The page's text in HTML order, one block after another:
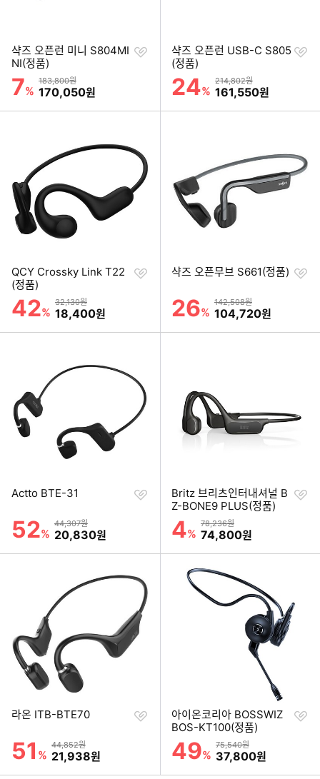
샥즈 오픈런 미니 S804MI
NI(정품)
할인률
7%
상품금액
183,800원
할인금액
170,050원
찜
샥즈 오픈런 USB-C S805
(정품)
할인률
24%
상품금액
214,802원
할인금액
161,550원
찜
QCY Crossky Link T22
(정품)
할인률
42%
상품금액
32,130원
할인금액
18,400원
찜
샥즈 오픈무브 S661(정품)
할인률
26%
상품금액
142,508원
할인금액
104,720원
찜
Actto BTE-31
할인률
52%
상품금액
44,307원
할인금액
20,830원
찜
Britz 브리츠인터내셔널 B
Z-BONE9 PLUS(정품)
할인률
4%
상품금액
78,236원
할인금액
74,800원
찜
라온 ITB-BTE70
할인률
51 %
상품금액
44,852원
할인금액
21,938원
찜
아이온코리아 BOSSWIZ
BOS-KT100(정품)
할인률
49%
상품금액
75,540원
할인금액
37,800원
찜